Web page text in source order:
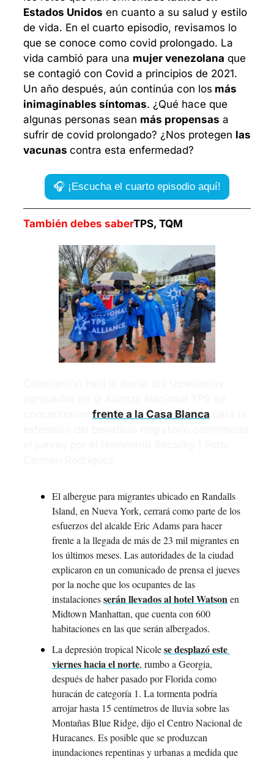
Estados Unidos en cuanto a su salud y estilo
de vida. En el cuarto episodio, revisamos lo
que se conoce como covid prolongado. La
vida cambió para una mujer venezolana que
se contagió con Covid a principios de 2021.
Un año después, aún continúa con los más
inimaginables síntomas. ¿Qué hace que
algunas personas sean más propensas a
sufrir de covid prolongado? ¿Nos protegen las
vacunas contra esta enfermedad?
🎧 ¡Escucha el cuarto episodio aquí!
También debes saberTPS, TQM
frente a la Casa Blanca
El albergue para migrantes ubicado en Randalls
Island, en Nueva York, cerrará como parte de los
esfuerzos del alcalde Eric Adams para hacer
frente a la llegada de más de 23 mil migrantes en
los últimos meses. Las autoridades de la ciudad
explicaron en un comunicado de prensa el jueves
por la noche que los ocupantes de las
instalaciones serán llevados al hotel Watson en
Midtown Manhattan, que cuenta con 600
habitaciones en las que serán albergados.
La depresión tropical Nicole se desplazó este
viernes hacia el norte, rumbo a Georgia,
después de haber pasado por Florida como
huracán de categoría 1. La tormenta podría
arrojar hasta 15 centímetros de lluvia sobre las
Montañas Blue Ridge, dijo el Centro Nacional de
Huracanes. Es posible que se produzcan
inundaciones repentinas y urbanas a medida que